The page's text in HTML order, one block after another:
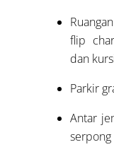
flip
dan
Parkir
Antar
serpong